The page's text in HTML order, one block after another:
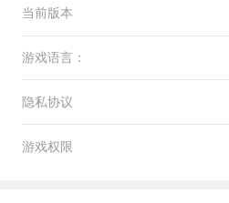
当前版本
游戏语言：
隐私协议
游戏权限